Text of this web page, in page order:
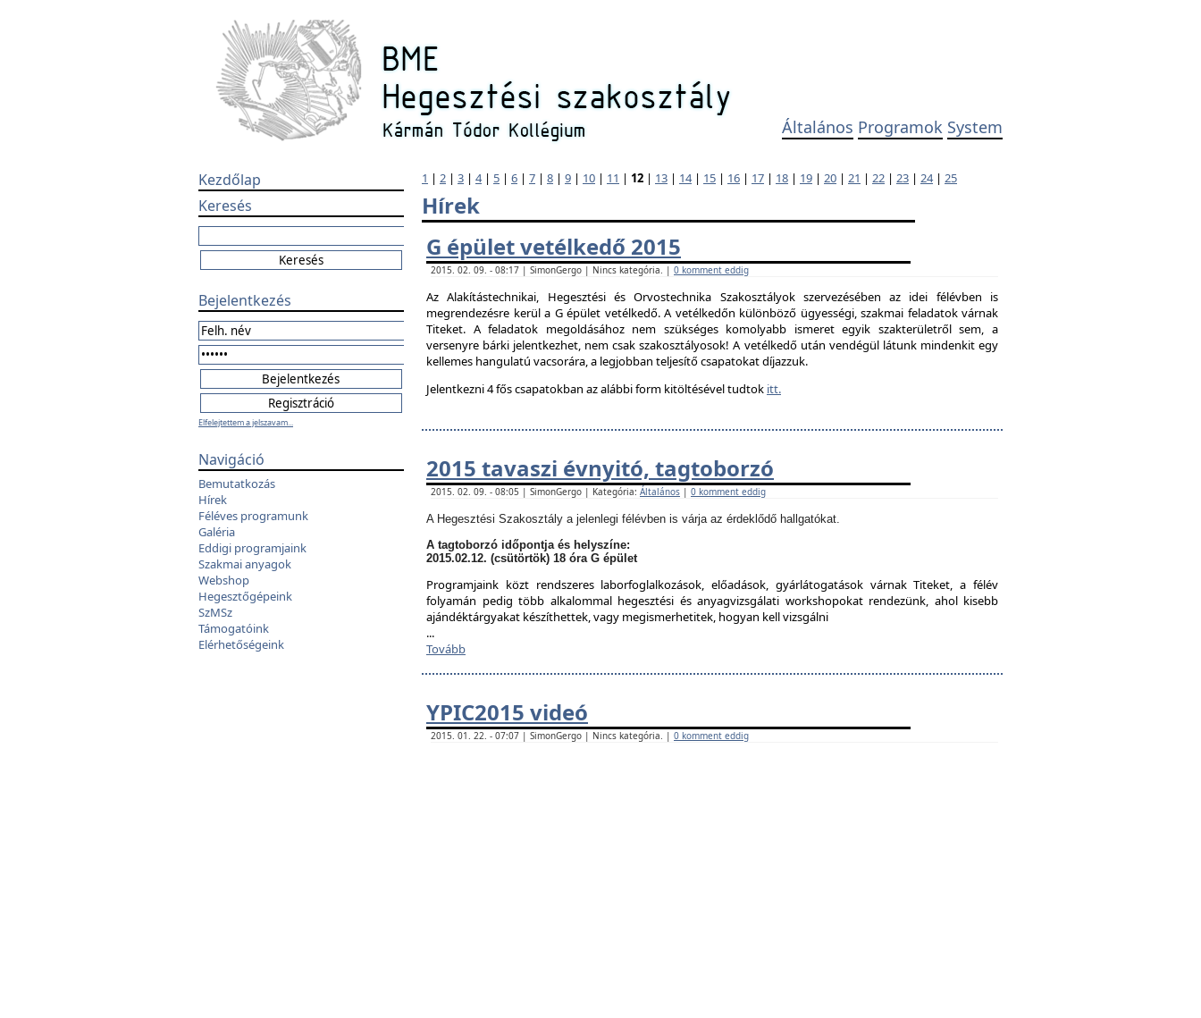
Általános Programok System
Kezdőlap
Keresés
Bejelentkezés
Elfelejtettem a jelszavam...
Navigáció
Bemutatkozás
Hírek
Féléves programunk
Galéria
Eddigi programjaink
Szakmai anyagok
Webshop
Hegesztőgépeink
SzMSz
Támogatóink
Elérhetőségeink
1 | 2 | 3 | 4| 5 | 6 | 7 | 8 | 9 | 10 | 11 | 12 | 13 | 14| 15 | 16 | 17 | 18 | 19 | 20 | 21 | 22 | 23 | 24| 25
Hírek
G épület vetélkedő 2015
2015. 02. 09. - 08:17 | SimonGergo | Nincs kategória. | 0 komment eddig
Az Alakítástechnikai, Hegesztési és Orvostechnika Szakosztályok szervezésében az idei félévben is
megrendezésre kerül a G épület vetélkedő. A vetélkedőn különböző ügyességi, szakmai feladatok várnak
Titeket. A feladatok megoldásához nem szükséges komolyabb ismeret egyik szakterületről sem, a
versenyre bárki jelentkezhet, nem csak szakosztályosok! A vetélkedő után vendégül látunk mindenkit egy
kellemes hangulatú vacsorára, a legjobban teljesítő csapatokat díjazzuk.
Jelentkezni 4 fős csapatokban az alábbi form kitöltésével tudtok itt.
2015 tavaszi évnyitó, tagtoborzó
2015. 02. 09. - 08:05 | SimonGergo | Kategória: Általános | 0 komment eddig
A Hegesztési Szakosztály a jelenlegi félévben is várja az érdeklődő hallgatókat.
A tagtoborzó időpontja és helyszíne:
2015.02.12. (csütörtök) 18 óra G épület
Programjaink közt rendszeres laborfoglalkozások, előadások, gyárlátogatások várnak Titeket, a félév
folyamán pedig több alkalommal hegesztési és anyagvizsgálati workshopokat rendezünk, ahol kisebb
ajándéktárgyakat készíthettek, vagy megismerhetitek, hogyan kell vizsgálni
...
Tovább
YPIC2015 videó
2015. 01. 22. - 07:07 | SimonGergo | Nincs kategória. | 0 komment eddig